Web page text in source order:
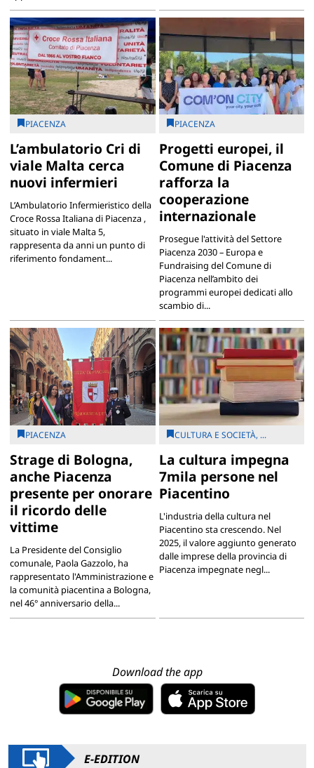
PIACENZA
L’ambulatorio Cri di
viale Malta cerca
nuovi infermieri
L’Ambulatorio Infermieristico della
Croce Rossa Italiana di Piacenza ,
situato in viale Malta 5,
rappresenta da anni un punto di
riferimento fondament...
PIACENZA
Progetti europei, il
Comune di Piacenza
rafforza la
cooperazione
internazionale
Prosegue l'attività del Settore
Piacenza 2030 – Europa e
Fundraising del Comune di
Piacenza nell’ambito dei
programmi europei dedicati allo
scambio di...
PIACENZA
Strage di Bologna,
anche Piacenza
presente per onorare
il ricordo delle
vittime
La Presidente del Consiglio
comunale, Paola Gazzolo, ha
rappresentato l'Amministrazione e
la comunità piacentina a Bologna,
nel 46° anniversario della...
CULTURA E SOCIETÀ, ...
La cultura impegna
7mila persone nel
Piacentino
L'industria della cultura nel
Piacentino sta crescendo. Nel
2025, il valore aggiunto generato
dalle imprese della provincia di
Piacenza impegnate negl...
Download the app
E-EDITION